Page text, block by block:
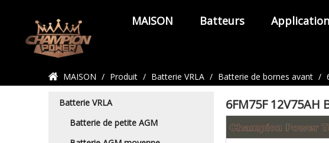
MAISON Batteurs Application
Détails du produit
MAISON / Produit / Batterie VRLA / Batterie de bornes avant /
Batterie VRLA
Batterie de petite AGM
6FM75F